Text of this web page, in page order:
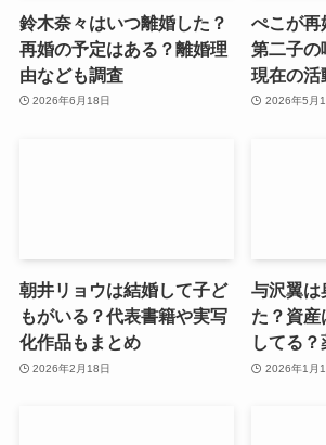
鈴木奈々はいつ離婚した？
再婚の予定はある？離婚理
由なども調査
2026年6月18日
ぺこが再
第二子の
現在の活
2026年5月
朝井リョウは結婚して子ど
もがいる？代表書籍や実写
化作品もまとめ
2026年2月18日
与沢翼は
た？資産
してる？
2026年1月